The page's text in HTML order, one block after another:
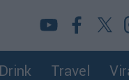
Travel